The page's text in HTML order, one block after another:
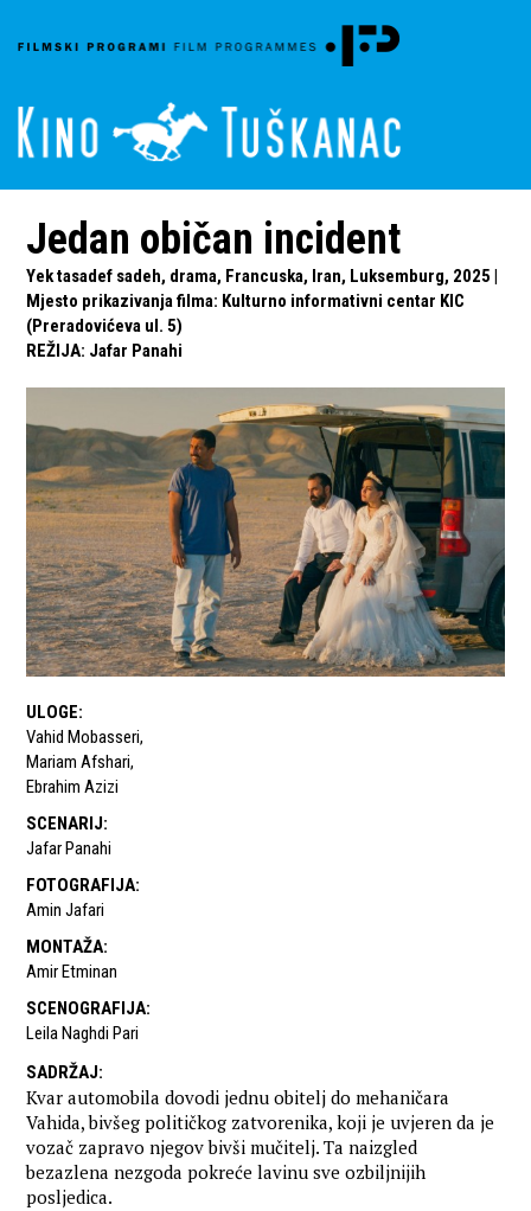
Jedan običan incident
Yek tasadef sadeh, drama, Francuska, Iran, Luksemburg, 2025 |
Mjesto prikazivanja filma: Kulturno informativni centar KIC
(Preradovićeva ul. 5)
REŽIJA: Jafar Panahi
ULOGE:
Vahid Mobasseri,
Mariam Afshari,
Ebrahim Azizi
SCENARIJ:
Jafar Panahi
FOTOGRAFIJA:
Amin Jafari
MONTAŽA:
Amir Etminan
SCENOGRAFIJA:
Leila Naghdi Pari
SADRŽAJ:
Kvar automobila dovodi jednu obitelj do mehaničara
Vahida, bivšeg političkog zatvorenika, koji je uvjeren da je
vozač zapravo njegov bivši mučitelj. Ta naizgled
bezazlena nezgoda pokreće lavinu sve ozbiljnijih
posljedica.